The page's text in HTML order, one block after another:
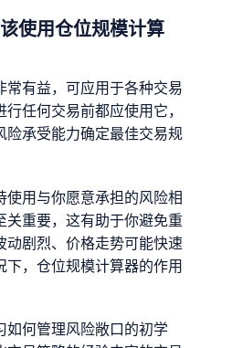
使用仓位规模计算
常有益，可应用于各种交易
任何交易前都应使用它，
险承受能力确定最佳交易规
使用与你愿意承担的风险相
关重要，这有助于你避免重
动剧烈、价格走势可能快速
下，仓位规模计算器的作用
如何管理风险敞口的初学